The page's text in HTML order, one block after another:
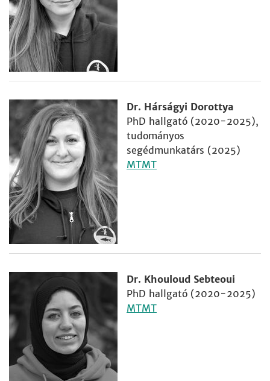
Dr. Hárságyi Dorottya
PhD hallgató (2020-2025),
tudományos
segédmunkatárs (2025)
MTMT
Dr. Khouloud Sebteoui
PhD hallgató (2020-2025)
MTMT